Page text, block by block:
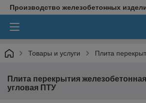
Производство железобетонных
Товары и услуги Плита
Плита перекрытия
угловая ПТУ